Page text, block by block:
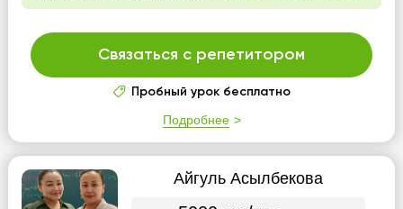
Связаться с репетитором
Пробный урок бесплатно
Подробнее
Айгуль Асылбекова